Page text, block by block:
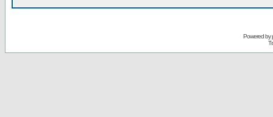
Powered by